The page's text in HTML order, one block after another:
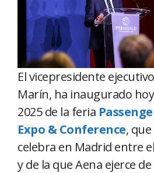
El vicepresidente
Marín, ha inaugurado
2025 de la feria
Expo & Conference,
celebra en Madrid entre
y de la que Aena ejerce